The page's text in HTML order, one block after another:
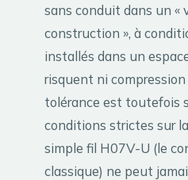
sans conduit dans un «
construction », à
installés dans un
risquent ni
tolérance est toutefois
conditions strictes sur
simple fil H07V-U (le
classique) ne peut